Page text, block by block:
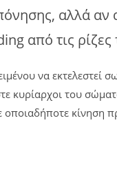
αλλά
από τις ρίζες
να εκτελεστεί
κυρίαρχοι του
κίνηση